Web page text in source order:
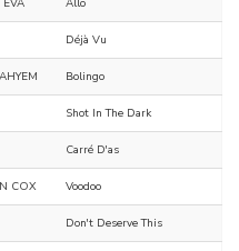
Allo
Déjà Vu
Bolingo
Shot In The Dark
Carré D'as
COX Voodoo
Don't Deserve This